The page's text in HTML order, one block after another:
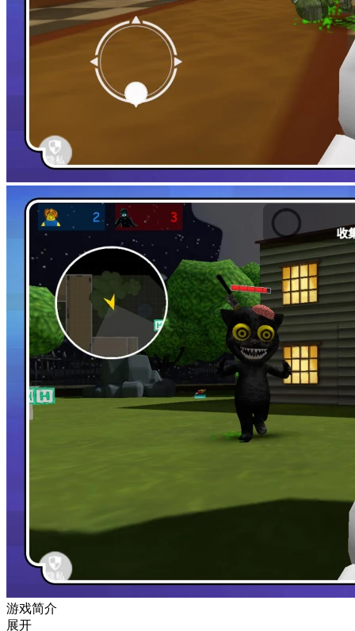
游戏简介
展开